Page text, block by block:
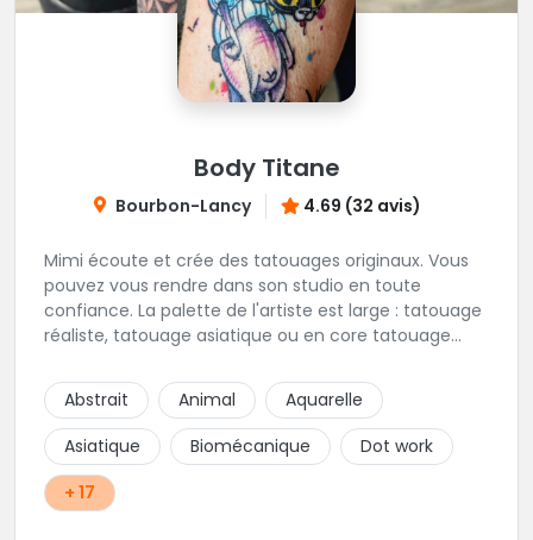
Body Titane
Bourbon-Lancy 4.69 (32 avis)
Mimi écoute et crée des tatouages originaux. Vous
pouvez vous rendre dans son studio en toute
confiance. La palette de l'artiste est large : tatouage
réaliste, tatouage asiatique ou en core tatouage
construire un projet qui vous ressemble.
Abstrait Animal
Aquarelle
Asiatique
Biomécanique
Dot work
+ 17